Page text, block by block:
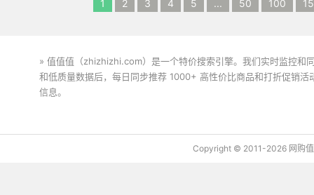
1 2 3 4 5 ... 50 100
» 值值值（zhizhizhi.com）是一个特价搜索引擎。我们实时监控和
和低质量数据后，每日同步推荐 1000+ 高性价比商品和打折促销
信息。
Copyright © 2011-2026 网购